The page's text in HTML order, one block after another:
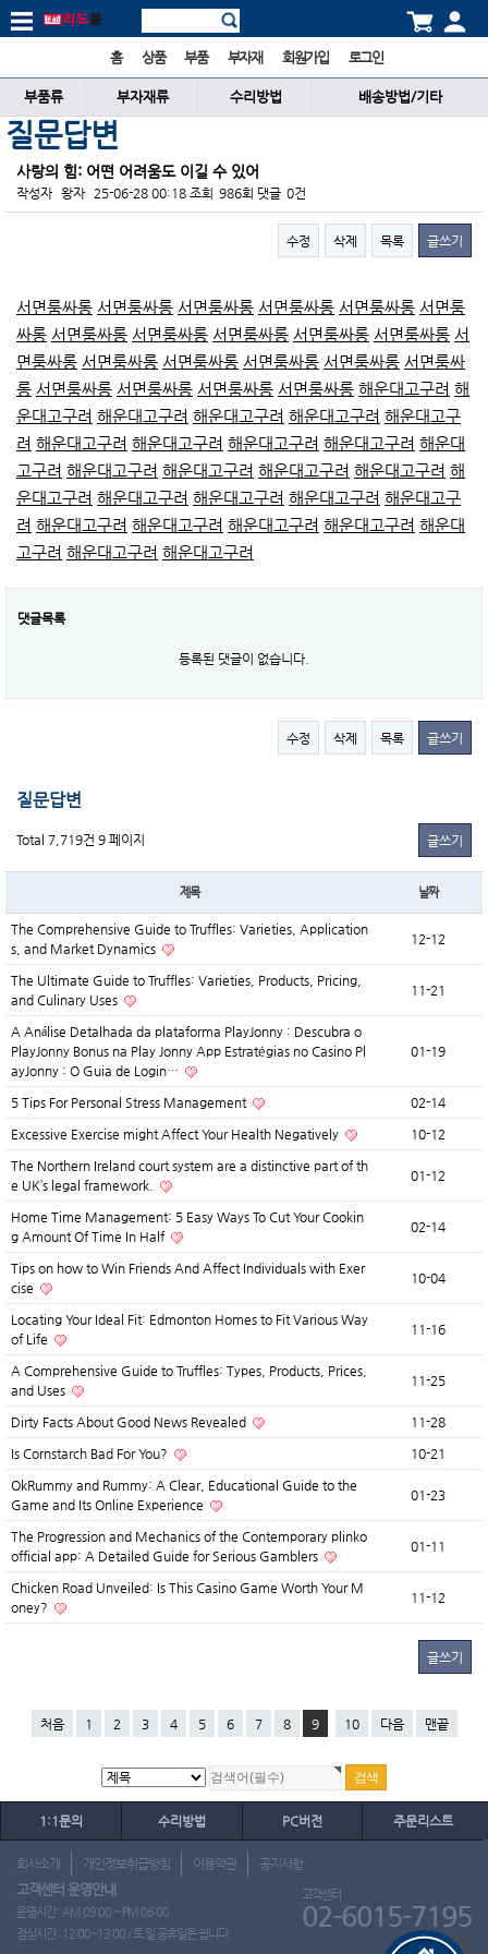
홈 상품 부품 부자재 회원가입 로그인
부품류 부자재류 수리방법 배송방법/기타
질문답변
사랑의 힘: 어떤 어려움도 이길 수 있어
작성자 왕자 25-06-28 00:18 조회 986회 댓글 0건
수정 삭제 목록 글쓰기
서면룸싸롱 서면룸싸롱 서면룸싸롱 서면룸싸롱 서면룸싸롱 서면룸
싸롱 서면룸싸롱 서면룸싸롱 서면룸싸롱 서면룸싸롱 서면룸싸롱 서
면룸싸롱 서면룸싸롱 서면룸싸롱 서면룸싸롱 서면룸싸롱 서면룸싸
롱 서면룸싸롱 서면룸싸롱 서면룸싸롱 서면룸싸롱 해운대고구려 해
운대고구려 해운대고구려 해운대고구려 해운대고구려 해운대고구
려 해운대고구려 해운대고구려 해운대고구려 해운대고구려 해운대
고구려 해운대고구려 해운대고구려 해운대고구려 해운대고구려 해
운대고구려 해운대고구려 해운대고구려 해운대고구려 해운대고구
려 해운대고구려 해운대고구려 해운대고구려 해운대고구려 해운대
고구려 해운대고구려 해운대고구려
댓글목록
등록된 댓글이 없습니다.
수정 삭제 목록 글쓰기
질문답변
Total 7,719건 9 페이지 글쓰기
제목 날짜
The Comprehensive Guide to Truffles: Varieties, Application
s, and Market Dynamics
12-12
The Ultimate Guide to Truffles: Varieties, Products, Pricing,
and Culinary Uses
11-21
A Análise Detalhada da plataforma PlayJonny : Descubra o
PlayJonny Bonus na Play Jonny App Estratégias no Casino Pl
ayJonny : O Guia de Login…
01-19
5 Tips For Personal Stress Management 02-14
Excessive Exercise might Affect Your Health Negatively 10-12
The Northern Ireland court system are a distinctive part of th
e UK’s legal framework.
01-12
Home Time Management: 5 Easy Ways To Cut Your Cookin
g Amount Of Time In Half
02-14
Tips on how to Win Friends And Affect Individuals with Exer
cise
10-04
Locating Your Ideal Fit: Edmonton Homes to Fit Various Way
of Life
11-16
A Comprehensive Guide to Truffles: Types, Products, Prices,
and Uses
11-25
Dirty Facts About Good News Revealed 11-28
Is Cornstarch Bad For You? 10-21
OkRummy and Rummy: A Clear, Educational Guide to the
Game and Its Online Experience
01-23
The Progression and Mechanics of the Contemporary plinko
official app: A Detailed Guide for Serious Gamblers
01-11
Chicken Road Unveiled: Is This Casino Game Worth Your M
oney?
11-12
글쓰기
처음 1 2 3 4 5 6 7 8 9 10 다음 맨끝
1:1문의 수리방법 PC버전 주문리스트
회사소개 개인정보취급방침 이용약관 공지사항
고객센터 운영안내
운영시간 : AM 09:00 ~ PM 06:00
점심시간 : 12:00~13:00 / 토.일.공휴일은 쉽니다.
고객센터
02-6015-7195